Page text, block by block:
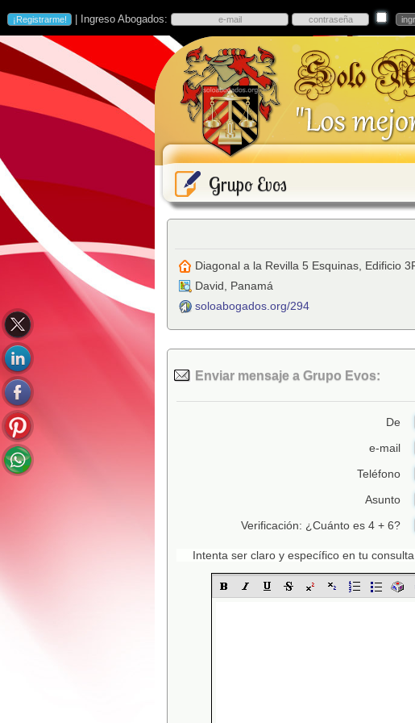
| Ingreso Abogados:
Grupo Evos
Diagonal a la Revilla 5 Esquinas, Edificio
David
Panamá
soloabogados.org/294
Enviar mensaje a Grupo Evos:
De
e-mail
Teléfono
Asunto
Verificación: ¿Cuánto es 4 + 6?
Intenta ser claro y específico en tu